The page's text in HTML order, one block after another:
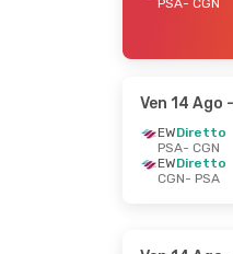
PSA- CGN
Ven 14 Ago
EWDiretto
PSA- CGN
EWDiretto
CGN- PSA